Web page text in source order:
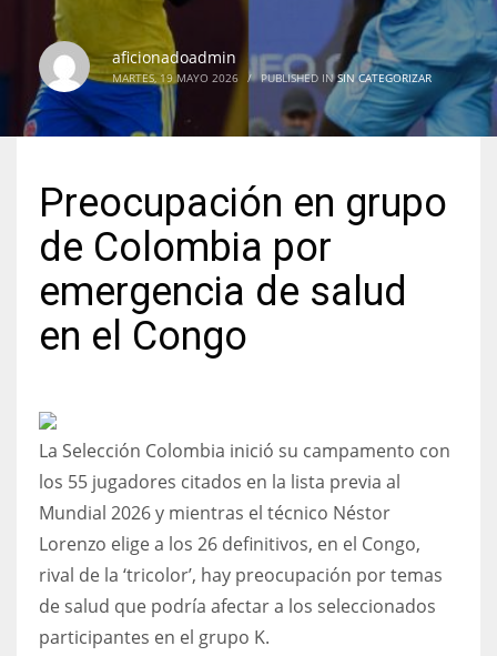
NYJ
24
IND
34
MIN
6
aficionadoadmin
MARTES, 19 MAYO 2026 / PUBLISHED INSIN CATEGORIZAR
Preocupación en grupo
de Colombia por
emergencia de salud
en el Congo
La Selección Colombia inició su campamento con
los 55 jugadores citados en la lista previa al
Mundial 2026 y mientras el técnico Néstor
Lorenzo elige a los 26 definitivos, en el Congo,
rival de la ‘tricolor’, hay preocupación por temas
de salud que podría afectar a los seleccionados
participantes en el grupo K.